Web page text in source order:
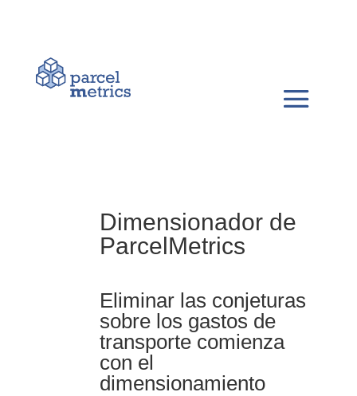
Dimensionador de
ParcelMetrics
Eliminar las conjeturas
sobre los gastos de
transporte comienza
con el
dimensionamiento